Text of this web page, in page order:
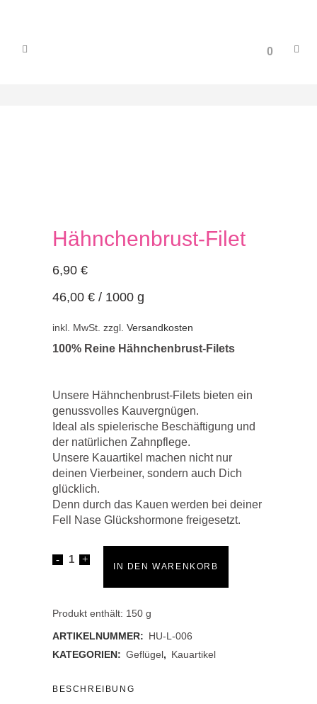
0
Hähnchenbrust-Filet
6,90 €
46,00 € / 1000 g
inkl. MwSt. zzgl. Versandkosten
100% Reine Hähnchenbrust-Filets
Unsere Hähnchenbrust-Filets bieten ein
genussvolles Kauvergnügen.
Ideal als spielerische Beschäftigung und
der natürlichen Zahnpflege.
Unsere Kauartikel machen nicht nur
deinen Vierbeiner, sondern auch Dich
glücklich.
Denn durch das Kauen werden bei deiner
Fell Nase Glückshormone freigesetzt.
Hähnchenbrust-
quantity
IN DEN WARENKORB
Produkt enthält: 150 g
ARTIKELNUMMER: HU-L-006
KATEGORIEN: Geflügel, Kauartikel
BESCHREIBUNG